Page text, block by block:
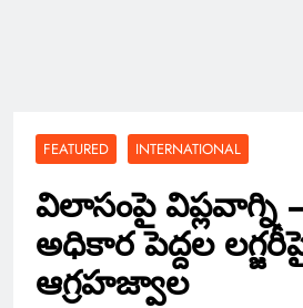
FEATURED INTERNATIONAL
విలాసంపై
అధికార పెద్దల
ఆగ్రహజ్వాల